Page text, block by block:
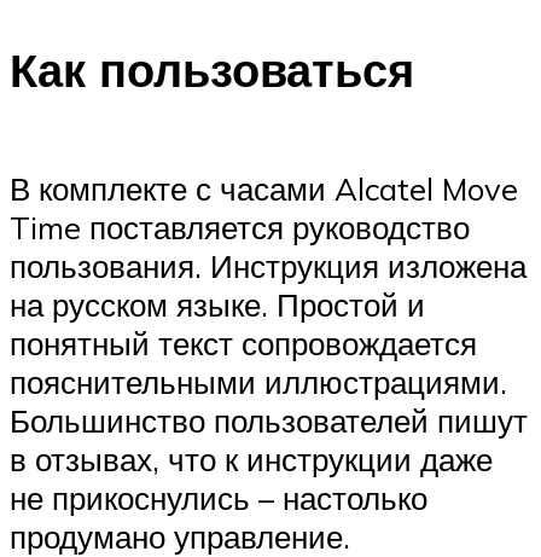
Как пользоваться
В комплекте с часами Alcatel Move
Time поставляется руководство
пользования. Инструкция изложена
на русском языке. Простой и
понятный текст сопровождается
пояснительными иллюстрациями.
Большинство пользователей пишут
в отзывах, что к инструкции даже
не прикоснулись – настолько
продумано управление.